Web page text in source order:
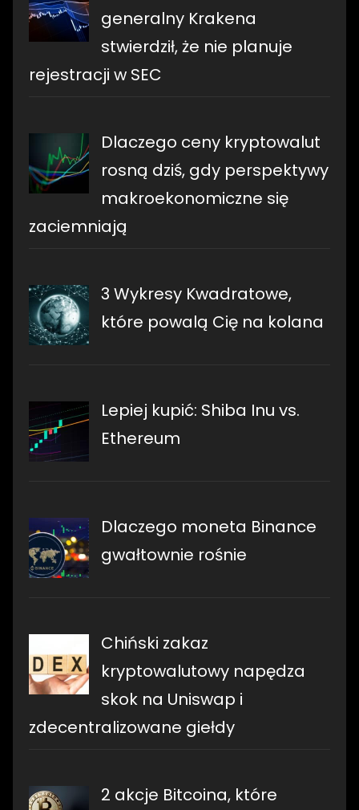
generalny Krakena
stwierdził, że nie planuje
rejestracji w SEC
Dlaczego ceny kryptowalut
rosną dziś, gdy perspektywy
makroekonomiczne się
zaciemniają
3 Wykresy Kwadratowe,
które powalą Cię na kolana
Lepiej kupić: Shiba Inu vs.
Ethereum
Dlaczego moneta Binance
gwałtownie rośnie
Chiński zakaz
kryptowalutowy napędza
skok na Uniswap i
zdecentralizowane giełdy
2 akcje Bitcoina, które